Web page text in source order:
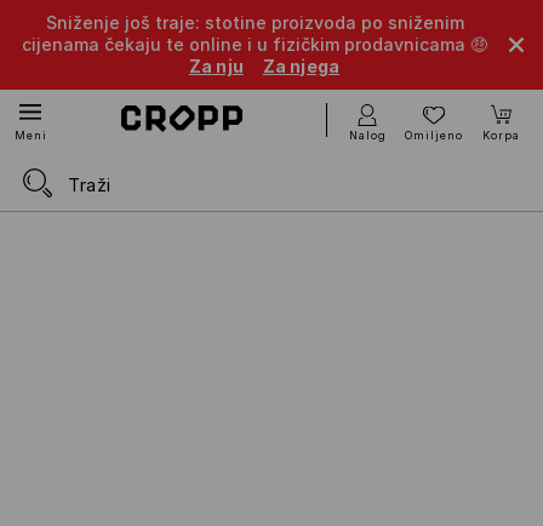
Sniženje još traje: stotine proizvoda po sniženim
cijenama čekaju te online i u fizičkim prodavnicama 🤑
Za nju
Za njega
Meni Nalog Omiljeno Korpa